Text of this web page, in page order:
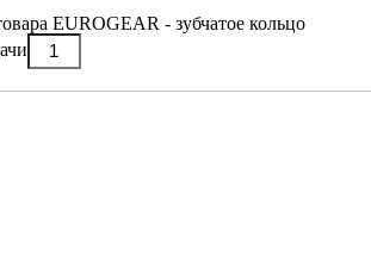
EUROGEAR - зубчатое кольцо